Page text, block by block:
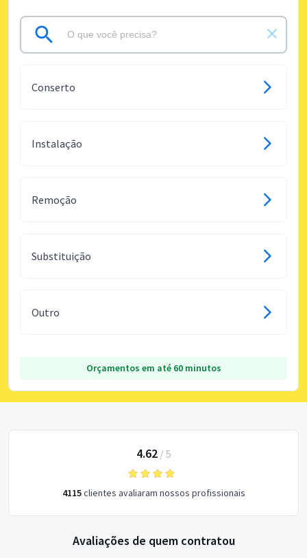
Conserto
Instalação
Remoção
Substituição
Outro
Orçamentos em até 60 minutos
4.62/ 5
4115clientes avaliaram nossos profissionais
Avaliações de quem contratou